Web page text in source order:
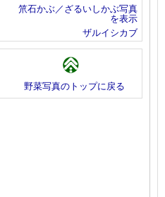
笊石かぶ／ざるいしかぶ写真
を表示
ザルイシカブ
野菜写真のトップに戻る